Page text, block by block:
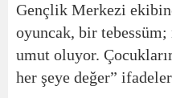
Gençlik Merkezi
oyuncak, bir
umut oluyor.
her şeye değer”